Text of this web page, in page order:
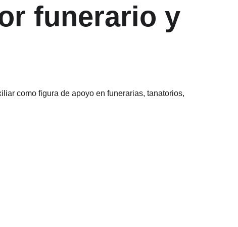
funerario y
como figura de apoyo en funerarias, tanatorios,